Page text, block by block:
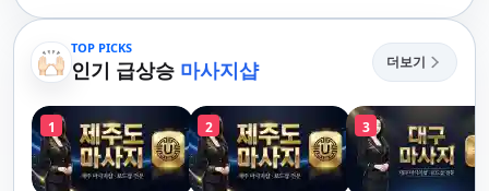
TOP PICKS
인기 급상승 마사지샵 더보기
1 2 3